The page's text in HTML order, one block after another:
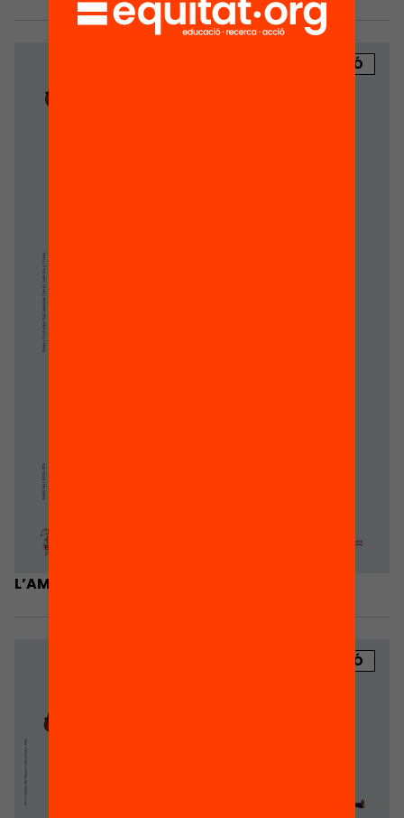
PUBLICACIÓ
L’AMPA és escola. Pòster A3
PUBLICACIÓ